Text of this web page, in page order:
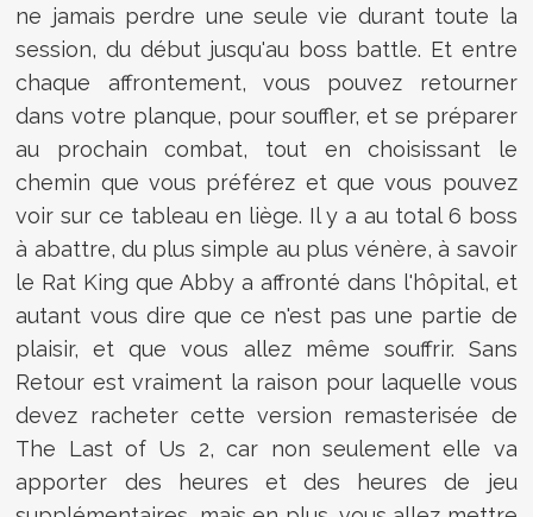
ne jamais perdre une seule vie durant toute la
session, du début jusqu'au boss battle. Et entre
chaque affrontement, vous pouvez retourner
dans votre planque, pour souffler, et se préparer
au prochain combat, tout en choisissant le
chemin que vous préférez et que vous pouvez
voir sur ce tableau en liège. Il y a au total 6 boss
à abattre, du plus simple au plus vénère, à savoir
le Rat King que Abby a affronté dans l'hôpital, et
autant vous dire que ce n'est pas une partie de
plaisir, et que vous allez même souffrir. Sans
Retour est vraiment la raison pour laquelle vous
devez racheter cette version remasterisée de
The Last of Us 2, car non seulement elle va
apporter des heures et des heures de jeu